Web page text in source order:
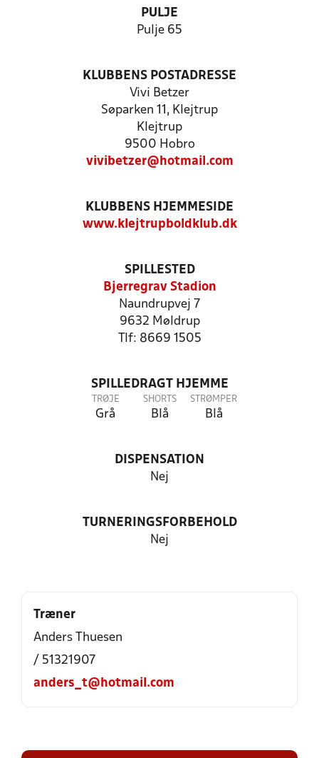
PULJE
Pulje 65
KLUBBENS POSTADRESSE
Vivi Betzer
Søparken 11, Klejtrup
Klejtrup
9500 Hobro
vivibetzer@hotmail.com
KLUBBENS HJEMMESIDE
www.klejtrupboldklub.dk
SPILLESTED
Bjerregrav Stadion
Naundrupvej 7
9632 Møldrup
Tlf: 8669 1505
SPILLEDRAGT HJEMME
TRØJE
Grå
SHORTS
Blå
STRØMPER
Blå
DISPENSATION
Nej
TURNERINGSFORBEHOLD
Nej
Træner
Anders Thuesen
/ 51321907
anders_t@hotmail.com